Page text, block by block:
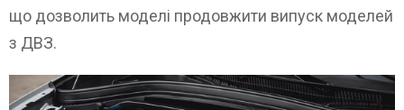
що дозволить моделі продовжити випуск моделей
з ДВЗ.